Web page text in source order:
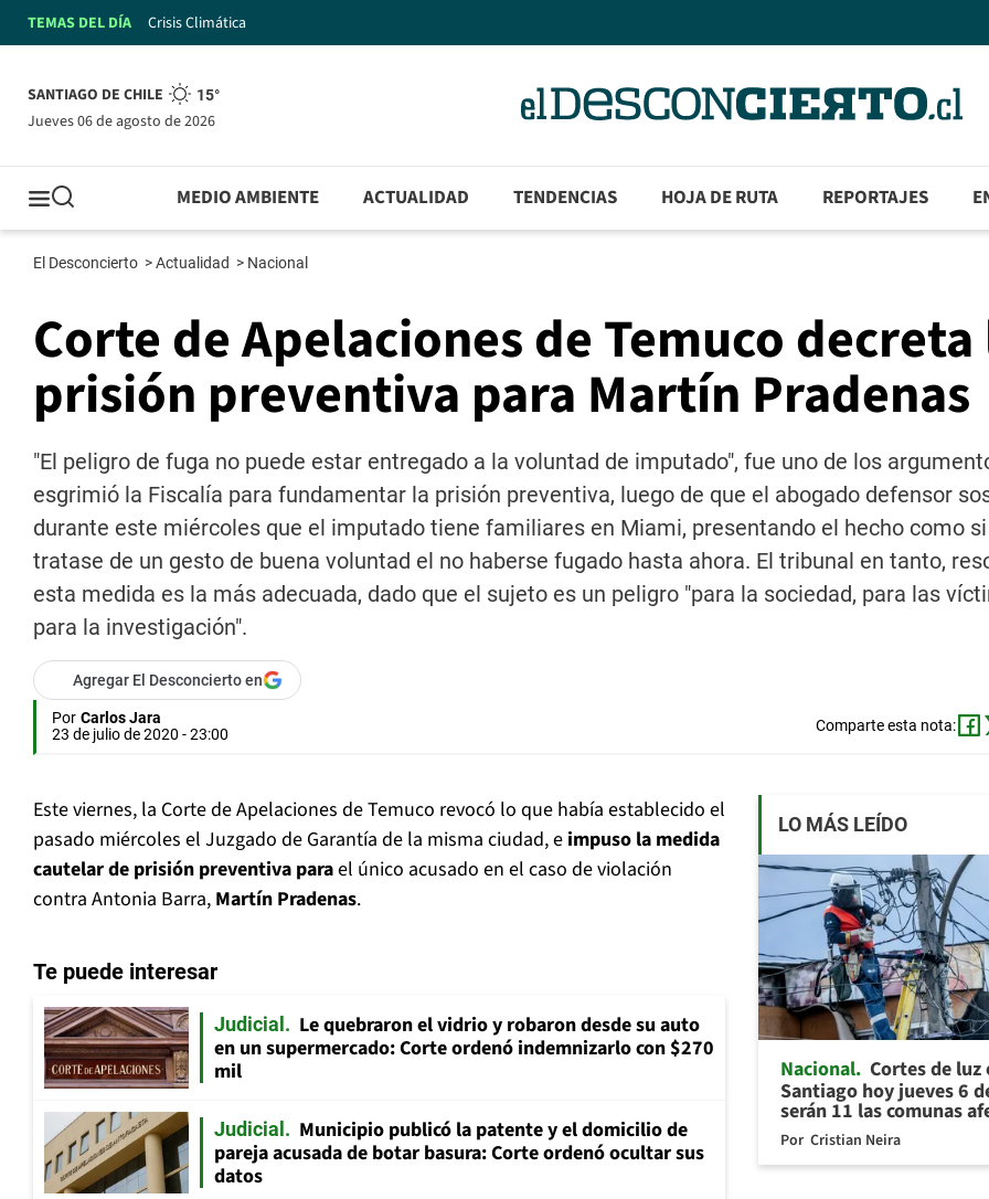
TEMAS DEL DÍA Crisis Climática
SANTIAGO DE CHILE 15°
jueves 06 de agosto de 2026
MEDIO AMBIENTE ACTUALIDAD TENDENCIAS HOJA DE RUTA REPORTAJES
El Desconcierto >Actualidad > Nacional
Corte de Apelaciones de Temuco decreta
prisión preventiva para Martín Pradenas
"El peligro de fuga no puede estar entregado a la voluntad de imputado", fue uno de los
esgrimió la Fiscalía para fundamentar la prisión preventiva, luego de que el abogado defensor
durante este miércoles que el imputado tiene familiares en Miami, presentando el hecho como
tratase de un gesto de buena voluntad el no haberse fugado hasta ahora. El tribunal en tanto,
esta medida es la más adecuada, dado que el sujeto es un peligro "para la sociedad, para las
para la investigación".
Agregar El Desconcierto en
Por Carlos Jara
23 de julio de 2020 - 23:00
Comparte esta nota:
Este viernes, la Corte de Apelaciones de Temuco revocó lo que había establecido el
pasado miércoles el Juzgado de Garantía de la misma ciudad, e impuso la medida
cautelar de prisión preventiva parael único acusado en el caso de violación
contra Antonia Barra, Martín Pradenas.
Te puede interesar
Judicial
Le quebraron el vidrio y robaron desde su auto
en un supermercado: Corte ordenó indemnizarlo con $270
mil
Judicial
Municipio publicó la patente y el domicilio de
pareja acusada de botar basura: Corte ordenó ocultar sus
datos
LO MÁS LEÍDO
Nacional Cortes de luz
Santiago hoy jueves 6
serán 11 las comunas
Por Cristian Neira